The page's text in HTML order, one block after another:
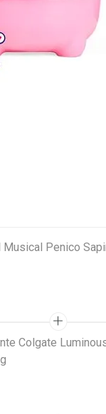
Musical Penico
Colgate